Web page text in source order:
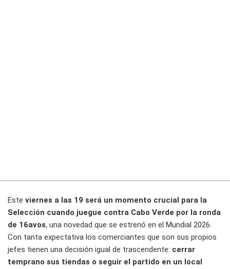
Este viernes a las 19 será un momento crucial para la
Selección cuando juegue contra Cabo Verde por la ronda
de 16avos, una novedad que se estrenó en el Mundial 2026.
Con tanta expectativa los comerciantes que son sus propios
jefes tienen una decisión igual de trascendente: cerrar
temprano sus tiendas o seguir el partido en un local